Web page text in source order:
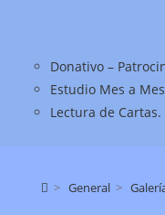
Donativo –
Estudio Mes a
Lectura de
> General >